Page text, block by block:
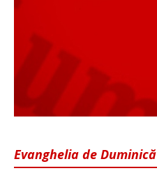
Evanghelia de Duminică